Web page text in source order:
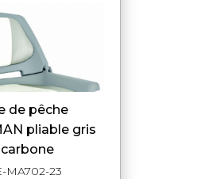
pliable gris
MA702-23